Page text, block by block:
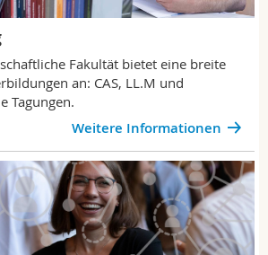
Fakultät bietet eine breite
an: CAS, LL.M und
Tagungen.
Weitere Informationen